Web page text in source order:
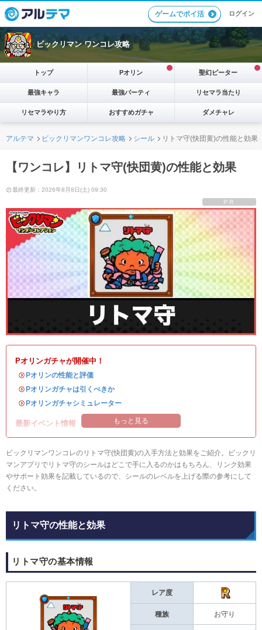
ゲームでポイ活 ログイン
ビックリマン ワンコレ攻略
トップ Pオリン 聖幻ピーター
最強キャラ 最強パーティ リセマラ当たり
リセマラやり方 おすすめガチャ ダメチャレ
アルテマ ビックリマンワンコレ攻略 シール リトマ守(快団黄)の性能と効果
【ワンコレ】リトマ守(快団黄)の性能と効果
最終更新：2026年8月8日(土) 09:30
PR
Pオリンガチャが開催中！
・Pオリンの性能と評価
・Pオリンガチャは引くべきか
・Pオリンガチャシミュレーター
最新イベント情報 もっと見る
ビックリマンワンコレのリトマ守(快団黄)の入手方法と効果をご紹介。ビックリ
マンアプリでリトマ守のシールはどこで手に入るのかはもちろん、リンク効果
やサポート効果を記載しているので、シールのレベルを上げる際の参考にして
ください。
リトマ守の性能と効果
リトマ守の基本情報
レア度
種族 お守り